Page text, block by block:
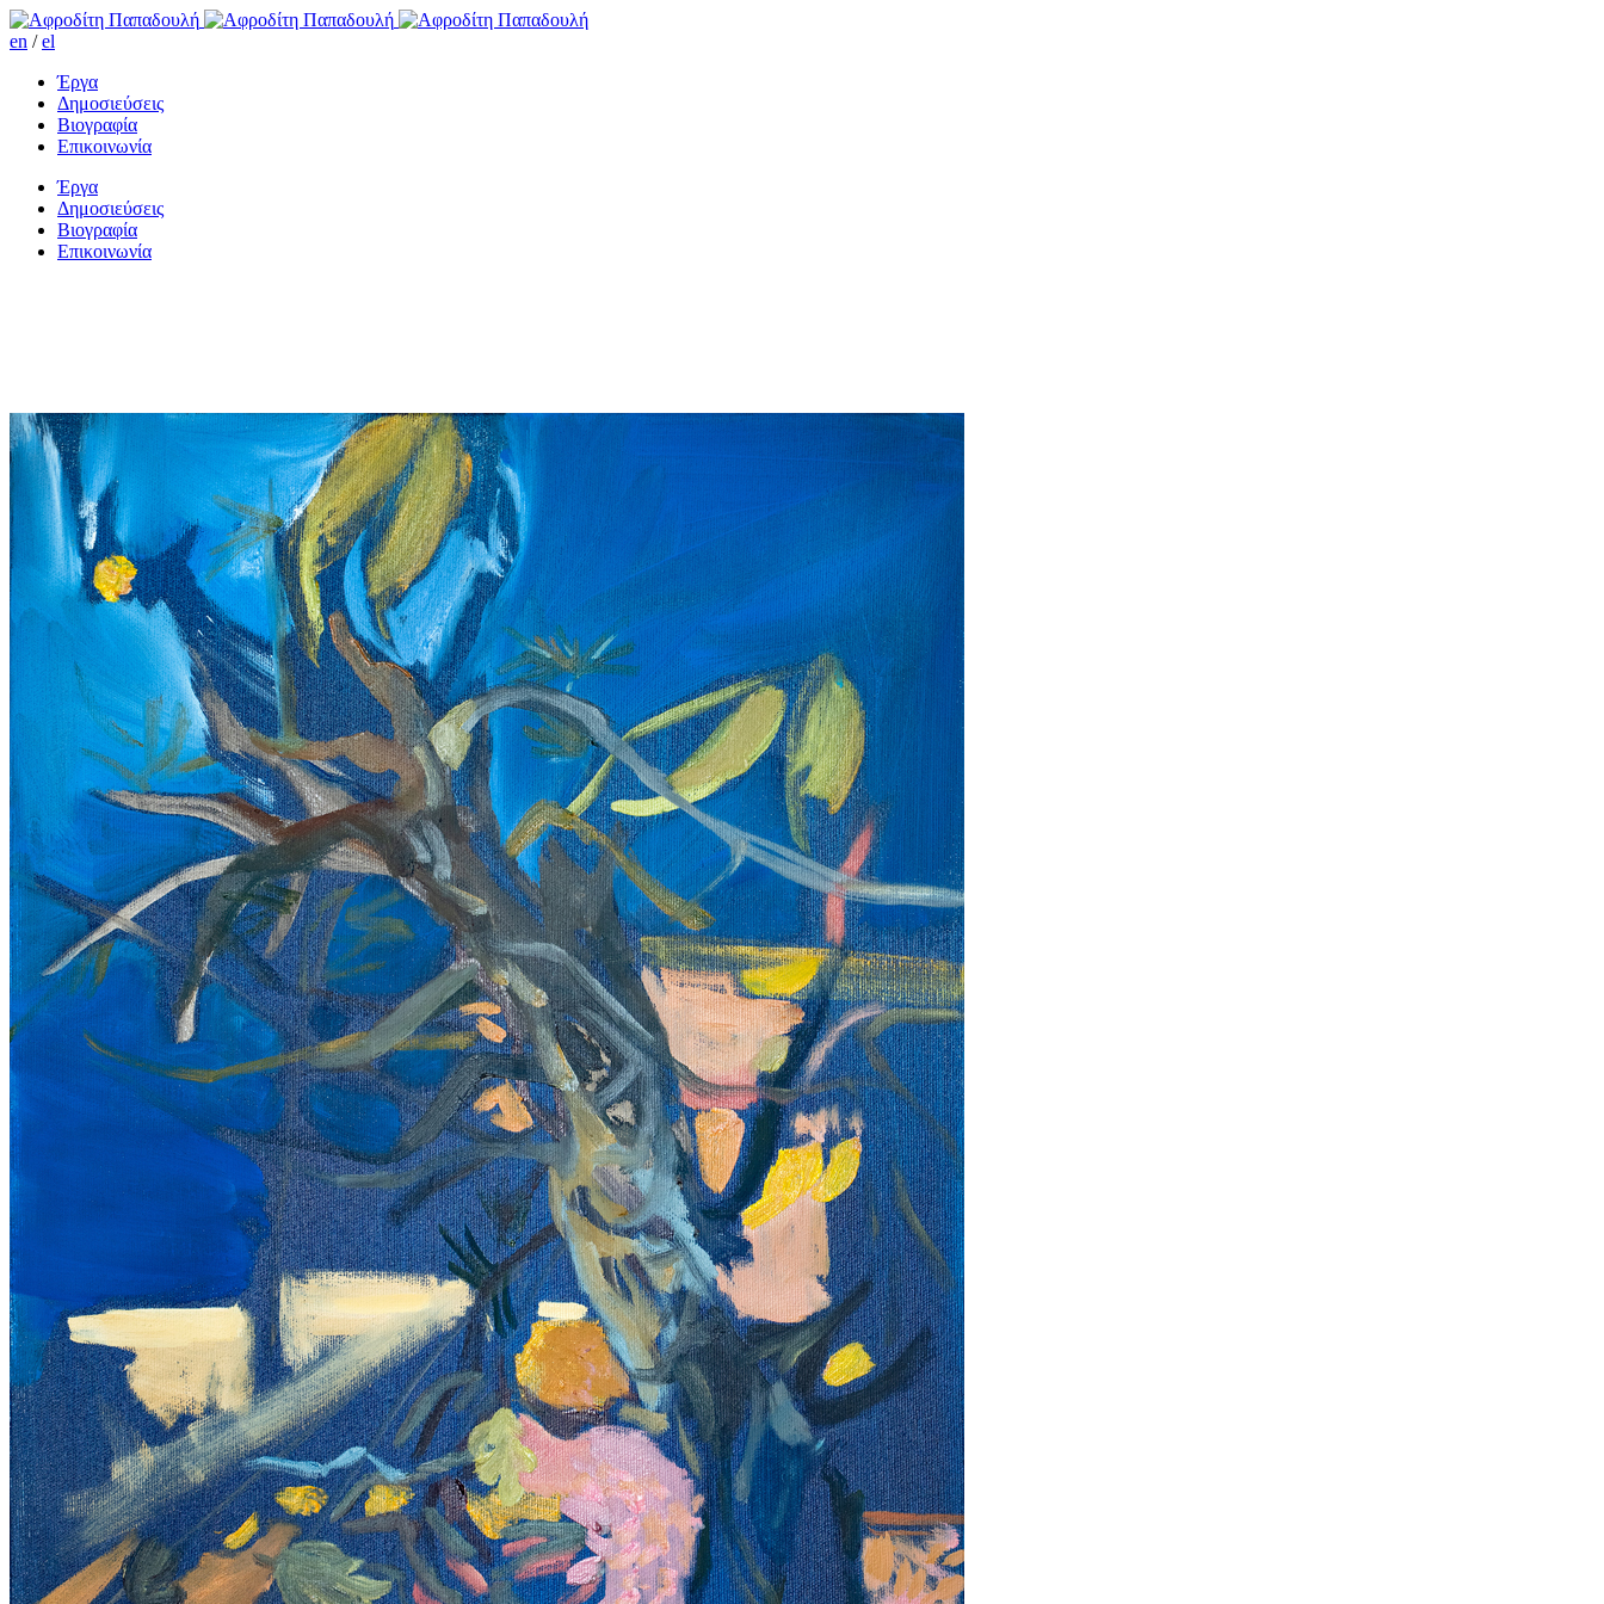
en /el
Έργα
Δημοσιεύσεις
Βιογραφία
Επικοινωνία
Έργα
Δημοσιεύσεις
Βιογραφία
Επικοινωνία
Δήλωση αγάπης